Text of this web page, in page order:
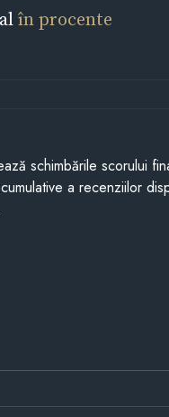
în procente
schimbările scorului
a recenziilor